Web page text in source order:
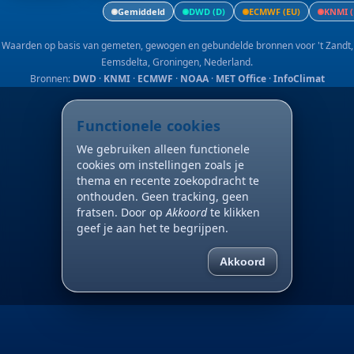
Gemiddeld DWD (D) ECMWF (EU) KNMI
Waarden op basis van gemeten, gewogen en gebundelde bronnen voor 't Zandt,
Eemsdelta, Groningen, Nederland.
Bronnen: DWD· KNMI· ECMWF · NOAA· MET Office·InfoClimat
Functionele cookies
We gebruiken alleen functionele
cookies om instellingen zoals je
thema en recente zoekopdracht te
onthouden. Geen tracking, geen
fratsen. Door opAkkoordte klikken
geef je aan het te begrijpen.
Akkoord